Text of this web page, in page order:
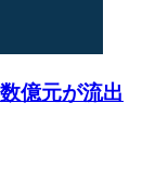
億元が流出